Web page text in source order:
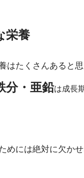
栄養
はたくさんあると
分・亜鉛は成長
めには絶対に欠か